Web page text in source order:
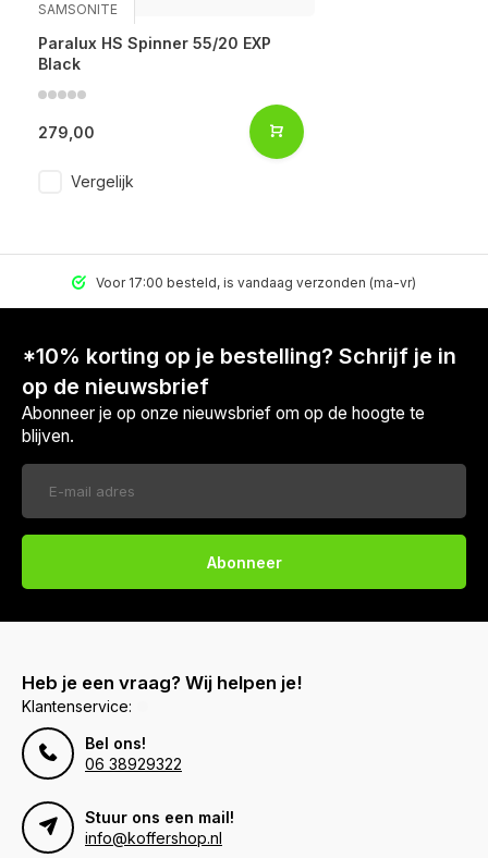
SAMSONITE
Paralux HS Spinner 55/20 EXP
Black
279,00
Vergelijk
Voor 17:00 besteld, is vandaag verzonden (ma-vr)
*10% korting op je bestelling? Schrijf je in
op de nieuwsbrief
Abonneer je op onze nieuwsbrief om op de hoogte te
blijven.
Abonneer
Heb je een vraag? Wij helpen je!
Klantenservice:
Bel ons!
06 38929322
Stuur ons een mail!
info@koffershop.nl